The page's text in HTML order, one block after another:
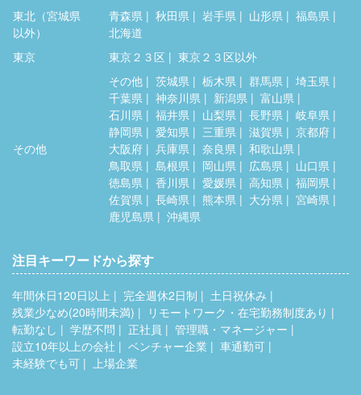
東北（宮城県
以外）
青森県 秋田県 岩手県 山形県
福島県
北海道
東京
東京２３区 東京２３区以外
その他
その他 茨城県 栃木県 群馬県
埼玉県
千葉県
神奈川県 新潟県
富山県
石川県
福井県 山梨県 長野県
岐阜県
静岡県
愛知県 三重県 滋賀県
京都府
大阪府
兵庫県 奈良県
和歌山県
鳥取県
島根県 岡山県 広島県
山口県
徳島県
香川県 愛媛県 高知県
福岡県
佐賀県
長崎県 熊本県 大分県
宮崎県
鹿児島県
沖縄県
注目キーワードから探す
年間休日120日以上 完全週休2日制
土日祝休み
残業少なめ(20時間未満)
リモートワーク・在宅勤務制度あり
転勤なし
学歴不問 正社員
管理職・マネージャー
設立10年以上の会社
ベンチャー企業
車通勤可
未経験でも可
上場企業